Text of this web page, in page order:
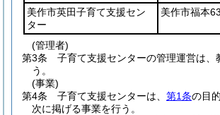
美作市英田子育て支援セン
ター
美作市福本
(管理者)
第3条
子育て支援センターの管理運営は、
う。
(事業)
第4条
子育て支援センターは、 第1条の目
次に掲げる事業を行う。